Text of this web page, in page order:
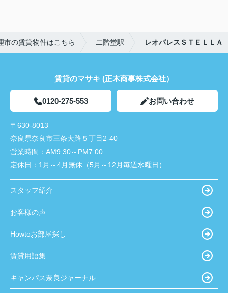
市の賃貸物件はこちら 二階堂駅 レオパレスＳＴＥＬＬＡ
賃貸のマサキ (正木商事株式会社）
0120-275-553 お問い合わせ
〒630-8013
奈良県奈良市三条大路５丁目2-40
営業時間： AM9:30～PM7:00
定休日： 1月～4月無休（5月～12月毎週水曜日）
スタッフ紹介
お客様の声
Howtoお部屋探し
賃貸用語集
キャンパス奈良ジャーナル